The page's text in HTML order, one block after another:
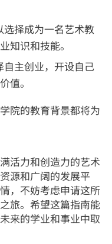
选择成为一名艺术教
知识和技能。
自主创业，开设自己
值。
院的教育背景都将为
活力和创造力的艺术
源和广阔的发展平
，不妨考虑申请这所
旅。希望这篇指南能
来的学业和事业中取